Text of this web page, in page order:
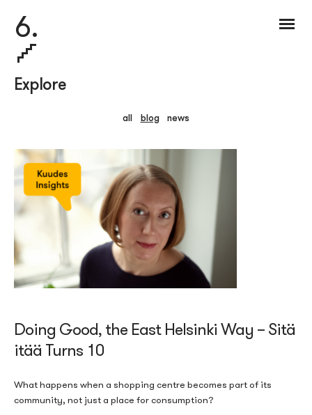
6.
Explore
all blog news
Doing Good, the East Helsinki Way – Sitä
itää Turns 10
What happens when a shopping centre becomes part of its
community, not just a place for consumption?